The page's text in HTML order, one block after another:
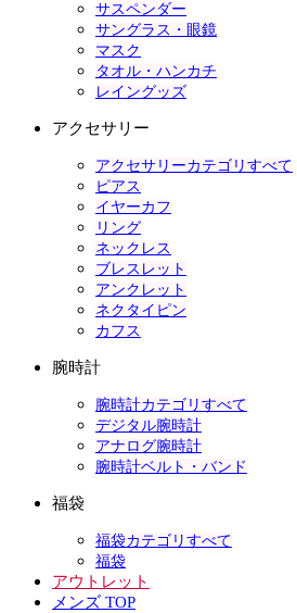
サスペンダー
サングラス・眼鏡
マスク
タオル・ハンカチ
レイングッズ
アクセサリー
アクセサリーカテゴリすべて
ピアス
イヤーカフ
リング
ネックレス
ブレスレット
アンクレット
ネクタイピン
カフス
腕時計
腕時計カテゴリすべて
デジタル腕時計
アナログ腕時計
腕時計ベルト・バンド
福袋
福袋カテゴリすべて
福袋
アウトレット
メンズ TOP